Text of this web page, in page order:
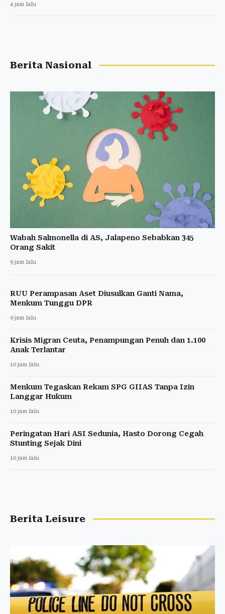
4 jam lalu
Berita Nasional
Wabah Salmonella di AS, Jalapeno Sebabkan 345
Orang Sakit
9 jam lalu
RUU Perampasan Aset Diusulkan Ganti Nama,
Menkum Tunggu DPR
9 jam lalu
Krisis Migran Ceuta, Penampungan Penuh dan 1.100
Anak Terlantar
10 jam lalu
Menkum Tegaskan Rekam SPG GIIAS Tanpa Izin
Langgar Hukum
10 jam lalu
Peringatan Hari ASI Sedunia, Hasto Dorong Cegah
Stunting Sejak Dini
10 jam lalu
Berita Leisure